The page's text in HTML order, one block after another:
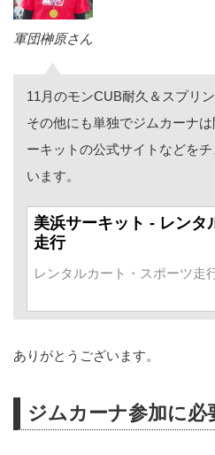
軍団榊原さん
11月のモンCUB耐久＆スプリ
その他にも単独でジムカーナ
ーキットの公式サイトなどを
います。
美浜サーキット - レンタ
走行
レンタルカート・スポーツ走
ありがとうございます。
ジムカーナ参加に必